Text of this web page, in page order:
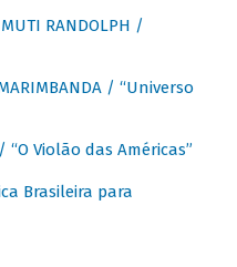
MUTI RANDOLPH /
/ “Universo
“O Violão das Américas”
Brasileira para